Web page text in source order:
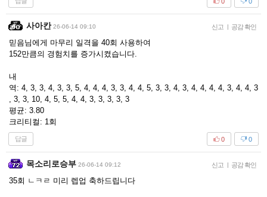
사아칸 26-06-14 09:10 신고 | 공감 확인
믿음님에게 마무리 일격을 40회 사용하여
152만큼의 경험치를 증가시켰습니다.
내
역: 4, 3, 3, 4, 3, 3, 5, 4, 4, 4, 3, 3, 4, 4, 5, 3, 3, 4, 3, 4, 4, 4, 4, 3, 4, 4, 3
, 3, 3, 10, 4, 5, 5, 4, 4, 3, 3, 3, 3, 3
평균: 3.80
크리티컬: 1회
답글 0
0
목소리로승부 26-06-14 09:12 신고 | 공감 확인
35회 ㄴㅋㄹ 미리 렙업 축하드립니다